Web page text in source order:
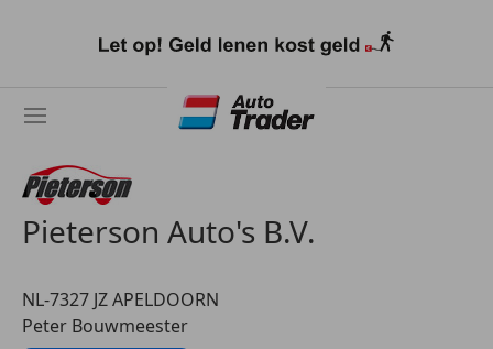
naar
Pieterson Auto's B.V.
NL-7327 JZ APELDOORN
Peter Bouwmeester